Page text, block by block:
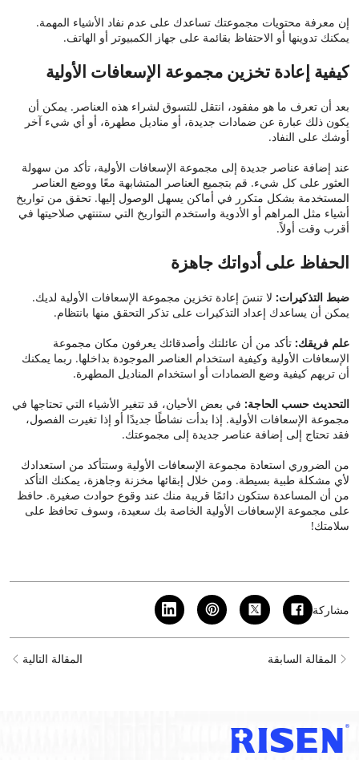
إن معرفة محتويات مجموعتك تساعدك على عدم نفاد الأشياء المهمة.
يمكنك تدوينها أو الاحتفاظ بقائمة على جهاز الكمبيوتر أو الهاتف.
كيفية إعادة تخزين مجموعة الإسعافات الأولية
بعد أن تعرف ما هو مفقود، انتقل للتسوق لشراء هذه العناصر. يمكن أن
يكون ذلك عبارة عن ضمادات جديدة، أو مناديل مطهرة، أو أي شيء آخر
أوشك على النفاد.
عند إضافة عناصر جديدة إلى مجموعة الإسعافات الأولية، تأكد من سهولة
العثور على كل شيء. قم بتجميع العناصر المتشابهة معًا ووضع العناصر
المستخدمة بشكل متكرر في أماكن يسهل الوصول إليها. تحقق من تواريخ
أشياء مثل المراهم أو الأدوية واستخدم التواريخ التي ستنتهي صلاحيتها في
أقرب وقت أولاً.
الحفاظ على أدواتك جاهزة
ضبط التذكيرات: لا تنسَ إعادة تخزين مجموعة الإسعافات الأولية لديك.
يمكن أن يساعدك إعداد التذكيرات على تذكر التحقق منها بانتظام.
علم فريقك: تأكد من أن عائلتك وأصدقائك يعرفون مكان مجموعة
الإسعافات الأولية وكيفية استخدام العناصر الموجودة بداخلها. ربما يمكنك
أن تريهم كيفية وضع الضمادات أو استخدام المناديل المطهرة.
التحديث حسب الحاجة: في بعض الأحيان، قد تتغير الأشياء التي تحتاجها في
مجموعة الإسعافات الأولية. إذا بدأت نشاطًا جديدًا أو إذا تغيرت الفصول،
فقد تحتاج إلى إضافة عناصر جديدة إلى مجموعتك.
من الضروري استعادة مجموعة الإسعافات الأولية وستتأكد من استعدادك
لأي مشكلة طبية بسيطة. ومن خلال إبقائها مخزنة وجاهزة، يمكنك التأكد
من أن المساعدة ستكون دائمًا قريبة منك عند وقوع حوادث صغيرة. حافظ
على مجموعة الإسعافات الأولية الخاصة بك سعيدة، وسوف تحافظ على
سلامتك!
مشاركة
المقالة السابقة المقالة التالية